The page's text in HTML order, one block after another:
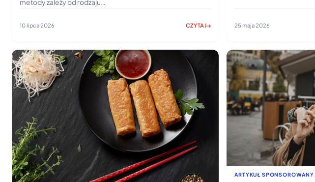
metody zależy od rodzaju…
10 lipca 2026 CZYTAJ
:
ZUPĘ,
GDY
WYSZŁA
ZBYT
WODNISTA?
SPRAWDZONE
DOMOWE
SPOSOBY
25 maja 2026
ARTYKUŁ SPONSOROWANY,